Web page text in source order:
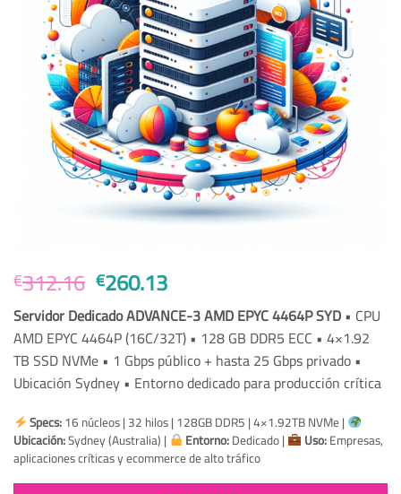
€312.16 El
precio
original
era:
€312.16.
€260.13El
precio
actual
es:
€260.13.
Servidor Dedicado ADVANCE-3 AMD EPYC 4464P SYD• CPU
AMD EPYC 4464P (16C/32T) • 128 GB DDR5 ECC • 4×1.92
TB SSD NVMe • 1 Gbps público + hasta 25 Gbps privado •
Ubicación Sydney • Entorno dedicado para producción crítica
Specs:16 núcleos | 32 hilos | 128GB DDR5 | 4×1.92TB NVMe |
Ubicación:Sydney (Australia) | Entorno:Dedicado | Uso:Empresas,
aplicaciones críticas y ecommerce de alto tráfico